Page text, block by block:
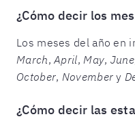
¿Cómo decir los
Los meses del año en
March,April, May, June
October, November y
¿Cómo decir las